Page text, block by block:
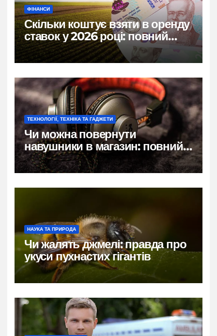
ФІНАНСИ
Скільки коштує взяти в оренду
ставок у 2026 році: повний
розбір цін, правил і підводних
каменів
ТЕХНОЛОГІЇ, ТЕХНІКА ТА ГАДЖЕТИ
Чи можна повернути
навушники в магазин: повний
гід по правах покупця
НАУКА ТА ПРИРОДА
Чи жалять джмелі: правда про
укуси пухнастих гігантів